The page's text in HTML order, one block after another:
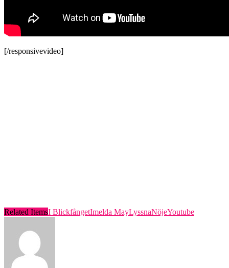
[/responsivevideo]
Related ItemsI BlickfångetImelda MayLyssnaNöjeYoutube